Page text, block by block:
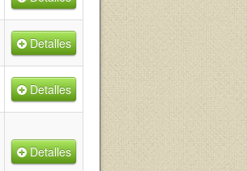
Detalles
Detalles
Detalles